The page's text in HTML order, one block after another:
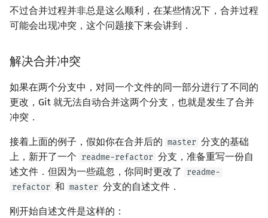
不过合并过程并非总是这么顺利，在某些情况下，合并过程
可能会出现冲突，这个问题接下来会讲到．
解决合并冲突
如果在两个分支中，对同一个文件的同一部分进行了不同的
更改，Git 就无法自动合并这两个分支，也就是发生了合并
冲突．
接着上面的例子，假如你在合并后的 master 分支的基础
上，新开了一个 readme-refactor 分支，准备重写一份自
述文件．但因为一些疏忽，你同时更改了
readme-
refactor 和 master 分支的自述文件．
刚开始自述文件是这样的：